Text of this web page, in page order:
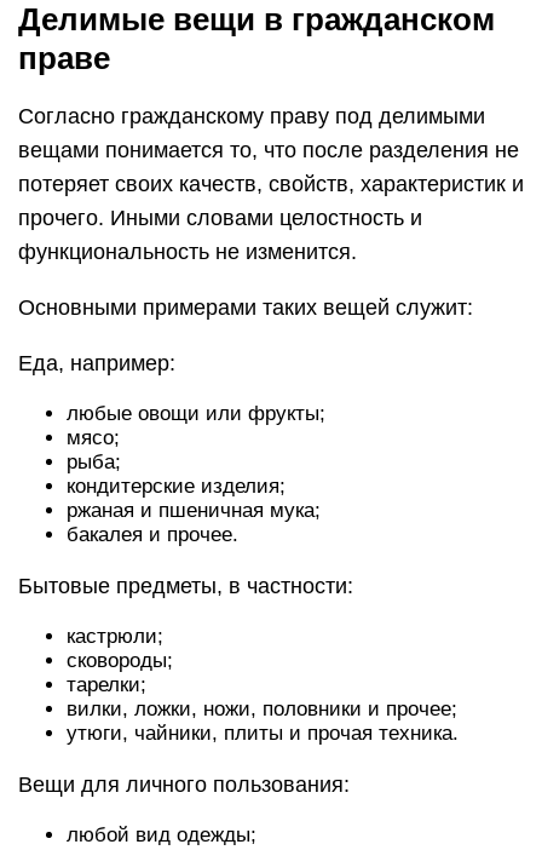
Делимые вещи в гражданском
праве
Согласно гражданскому праву под делимыми
вещами понимается то, что после разделения не
потеряет своих качеств, свойств, характеристик и
прочего. Иными словами целостность и
функциональность не изменится.
Основными примерами таких вещей служит:
Еда, например:
любые овощи или фрукты;
мясо;
рыба;
кондитерские изделия;
ржаная и пшеничная мука;
бакалея и прочее.
Бытовые предметы, в частности:
кастрюли;
сковороды;
тарелки;
вилки, ложки, ножи, половники и прочее;
утюги, чайники, плиты и прочая техника.
Вещи для личного пользования:
любой вид одежды;